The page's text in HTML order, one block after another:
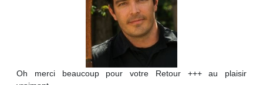
Oh merci beaucoup pour votre Retour +++ au plaisir